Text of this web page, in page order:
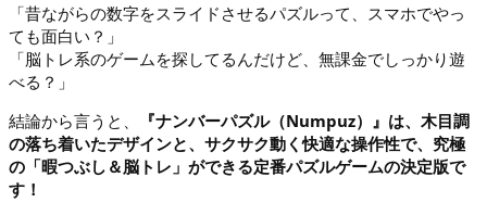
「昔ながらの数字をスライドさせるパズルって、スマホでやっ
ても面白い？」
「脳トレ系のゲームを探してるんだけど、無課金でしっかり遊
べる？」
結論から言うと、
『ナンバーパズル（Numpuz）』は、木目調
の落ち着いたデザインと、サクサク動く快適な操作性で、究極
の「暇つぶし＆脳トレ」ができる定番パズルゲームの決定版で
す！